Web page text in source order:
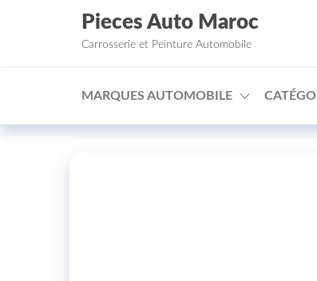
Aller au contenu
Pieces Auto Maroc
Carrosserie et Peinture Automobile
MARQUES AUTOMOBILE